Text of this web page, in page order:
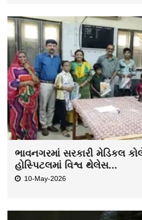
ભાવનગરમાં સરકારી મેડિકલ
હોસ્પિટલમાં વિશ્વ થેલેસ...
10-May-2026